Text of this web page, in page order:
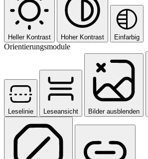
Heller Kontrast Hoher Kontrast Einfarbig
Orientierungsmodule
Leselinie Leseansicht Bilder ausblenden